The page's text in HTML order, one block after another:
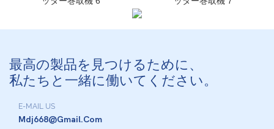
最高の製品を見つけるために、
私たちと一緒に働いてください。
E-MAIL US
Mdj668@gmail.com